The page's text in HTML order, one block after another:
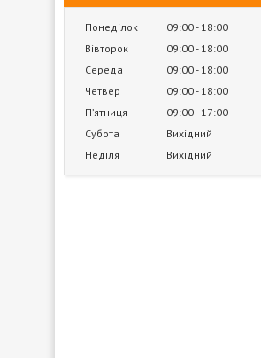
Понеділок 09:00 18:00
Вівторок
09:00 18:00
Середа
09:00 18:00
Четвер
09:00 18:00
Пʼятниця
09:00 17:00
Субота
Вихідний
Неділя
Вихідний